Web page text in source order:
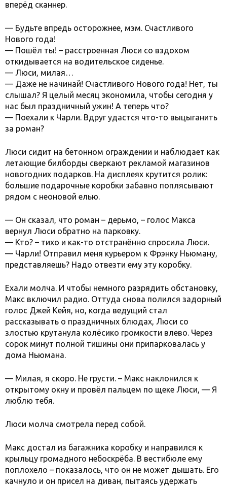
вперёд сканнер.
— Будьте впредь осторожнее, мэм. Счастливого
Нового года!
— Пошёл ты! – расстроенная Люси со вздохом
откидывается на водительское сиденье.
— Люси, милая…
— Даже не начинай! Счастливого Нового года! Нет, ты
слышал? Я целый месяц экономила, чтобы сегодня у
нас был праздничный ужин! А теперь что?
— Поехали к Чарли. Вдруг удастся что-то выцыганить
за роман?
Люси сидит на бетонном ограждении и наблюдает как
летающие билборды сверкают рекламой магазинов
новогодних подарков. На дисплеях крутится ролик:
большие подарочные коробки забавно поплясывают
рядом с неоновой елью.
— Он сказал, что роман – дерьмо, – голос Макса
вернул Люси обратно на парковку.
— Кто? – тихо и как-то отстранённо спросила Люси.
— Чарли! Отправил меня курьером к Фрэнку Ньюману,
представляешь? Надо отвезти ему эту коробку.
Ехали молча. И чтобы немного разрядить обстановку,
Макс включил радио. Оттуда снова полился задорный
голос Джей Кейя, но, когда ведущий стал
рассказывать о праздничных блюдах, Люси со
злостью крутанула колёсико громкости влево. Через
сорок минут полной тишины они припарковалась у
дома Ньюмана.
— Милая, я скоро. Не грусти. – Макс наклонился к
открытому окну и провёл пальцем по щеке Люси, — Я
люблю тебя.
Люси молча смотрела перед собой.
Макс достал из багажника коробку и направился к
крыльцу громадного небоскрёба. В вестибюле ему
поплохело – показалось, что он не может дышать. Его
качнуло и он присел на диван, пытаясь удержать